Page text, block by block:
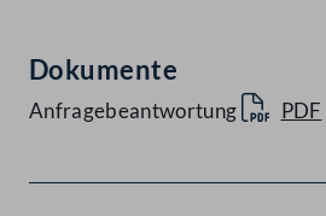
Dokumente
Anfragebeantwortung PDF